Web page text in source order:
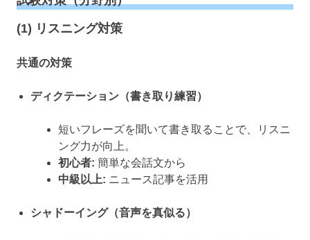
(1) リスニング対策
共通の対策
ディクテーション（書き取り練習）
短いフレーズを聞いて書き取ることで、リスニ
ング力が向上。
初心者: 簡単な会話文から
中級以上: ニュース記事を活用
シャドーイング（音声を真似る）